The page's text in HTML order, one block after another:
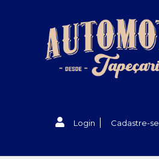
Login Cadastre-se